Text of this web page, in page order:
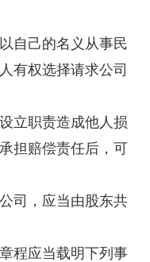
己的名义从事民
有权选择请求公司
职责造成他人损
担赔偿责任后，可
，应当由股东共
应当载明下列事